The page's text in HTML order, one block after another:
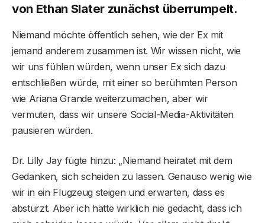
von Ethan Slater zunächst überrumpelt.
Niemand möchte öffentlich sehen, wie der Ex mit
jemand anderem zusammen ist. Wir wissen nicht, wie
wir uns fühlen würden, wenn unser Ex sich dazu
entschließen würde, mit einer so berühmten Person
wie Ariana Grande weiterzumachen, aber wir
vermuten, dass wir unsere Social-Media-Aktivitäten
pausieren würden.
Dr. Lilly Jay fügte hinzu: „Niemand heiratet mit dem
Gedanken, sich scheiden zu lassen. Genauso wenig wie
wir in ein Flugzeug steigen und erwarten, dass es
abstürzt. Aber ich hätte wirklich nie gedacht, dass ich